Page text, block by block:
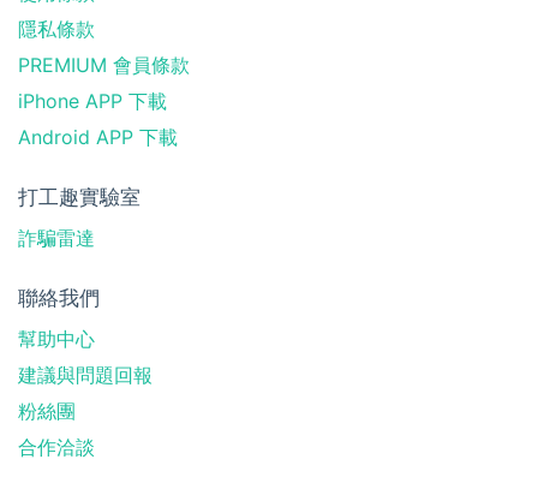
隱私條款
PREMIUM 會員條款
iPhone APP 下載
Android APP 下載
打工趣實驗室
詐騙雷達
聯絡我們
幫助中心
建議與問題回報
粉絲團
合作洽談